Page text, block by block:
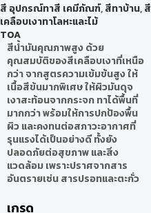
สี อุปกรณ์ทาสี เคมีภัณฑ์,สีทาบ้าน,สี
เคลือบเงาทาโลหะและไม้
TOA
สีน้ำมันคุณภาพสูง ด้วย
คุณสมบัติของสีเคลือบเงาที่เหนือ
กว่า จากสูตรความเข้มข้นสูง ให้
เนื้อสีข้นมากพิเศษ ให้ผิวมันดุจ
เงาสะท้อนจากกระจก ทาได้พื้นที่
มากกว่า พร้อมให้การปกป้องพื้น
ผิว และคงทนต่อสภาวะอากาศที่
รุนแรงได้เป็นอย่างดี ทั้งยัง
ปลอดภัยต่อสุขภาพ และสิ่ง
แวดล้อม เพราะปราศจากสาร
อันตรายเช่น สารปรอทและตะกั่ว
เกรด